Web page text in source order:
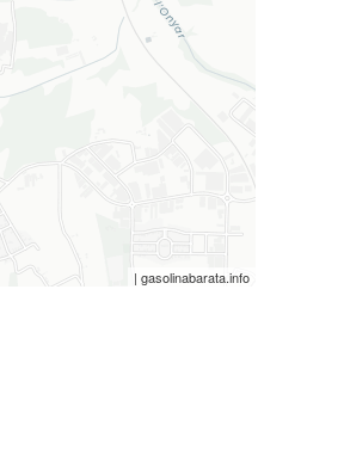
| gasolinabarata.info